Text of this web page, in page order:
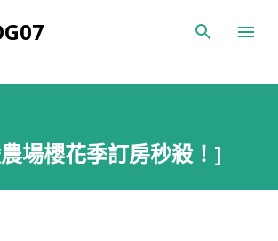
跳到主要內容
場櫻花季訂房秒殺！]